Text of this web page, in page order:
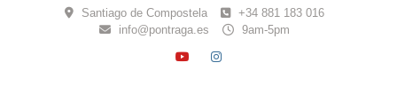
Santiago de Compostela
+34 881 183 016
info@pontraga.es
9am-5pm
YOUTUBE
INSTAGRAM